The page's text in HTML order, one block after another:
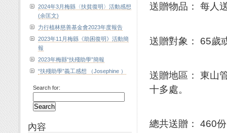
送贈物品： 每人
送贈對象： 65歲
送贈地區： 東山
十多處。
總共送贈： 460
2024年3月梅縣〈扶貧復明〉活動感想
(余匡文)
力行植林慈善基金會2023年度報告
2023年11月梅縣《助困復明》活動簡
報
2023年梅縣“扶殘助學”簡報
“扶殘助學”義工感想 （Josephine ）
Search for:
內容